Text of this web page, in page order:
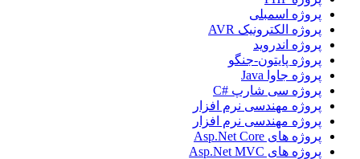
پروژه اسمبلی
پروژه الکترونیک AVR
پروژه اندروید
پروژه پایتون-جنگو
پروژه جاوا Java
پروژه سی شارپ #C
پروژه مهندسی نرم افزار
پروژه مهندسی نرم افزار
پروژه های Asp.Net Core
پروژه های Asp.Net MVC